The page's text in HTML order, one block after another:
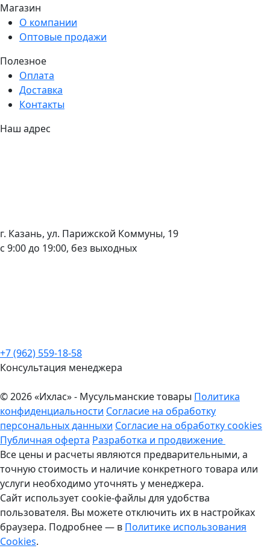
Магазин
О компании
Оптовые продажи
Полезное
Оплата
Доставка
Контакты
Наш адрес
г. Казань, ул. Парижской Коммуны, 19
с 9:00 до 19:00, без выходных
+7 (962) 559-18-58
Консультация менеджера
© 2026 «Ихлас» - Мусульманские товары Политика
конфиденциальности Согласие на обработку
персональных данныхи Согласие на обработку cookies
Публичная оферта Разработка и продвижение
Все цены и расчеты являются предварительными, а
точную стоимость и наличие конкретного товара или
услуги необходимо уточнять у менеджера.
Сайт использует cookie-файлы для удобства
пользователя. Вы можете отключить их в настройках
браузера. Подробнее — в Политике использования
Cookies.